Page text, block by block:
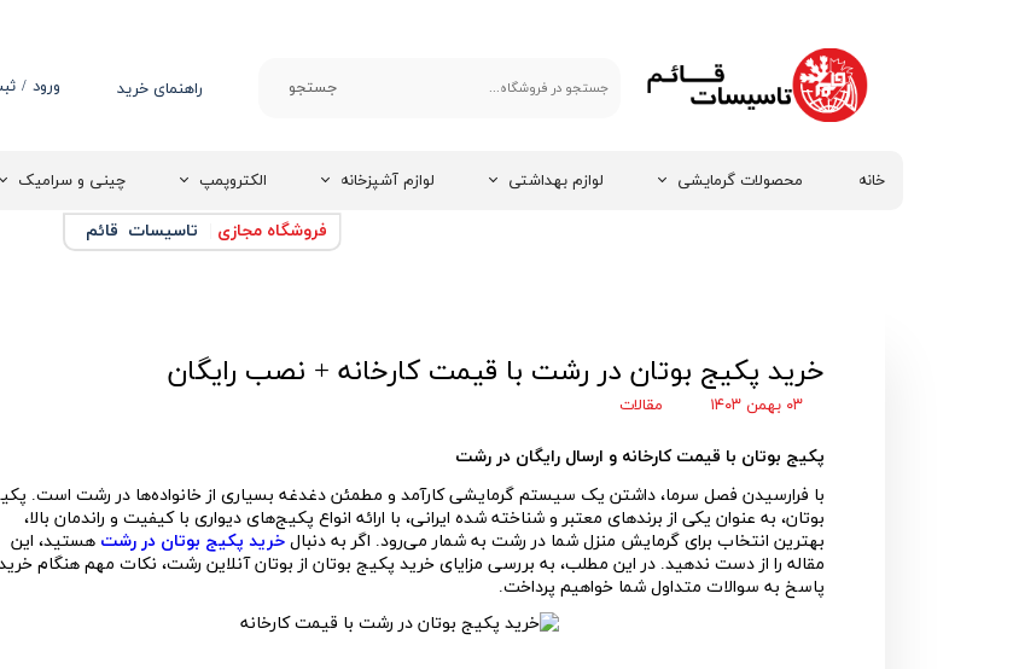
جستجو ورود /
تغییر خانه محصولات گرمایشی لوازم بهداشتی لوازم آشپزخانه الکتروپمپ چینی و سرامیک
راهنمای خرید
فروشگاه مجازی تاسیسات قائم
خرید پکیج بوتان در رشت با قیمت کارخانه + نصب رایگان
۰۳ بهمن ۱۴۰۳ مقالات
پکیج بوتان با قیمت کارخانه و ارسال رایگان در رشت
با فرارسیدن فصل سرما، داشتن یک سیستم گرمایشی کارآمد و مطمئن دغدغه بسیاری از خانواده‌ها در رشت است.
بوتان، به عنوان یکی از برندهای معتبر و شناخته شده ایرانی، با ارائه انواع پکیج‌های دیواری با کیفیت و راندمان بالا،
بهترین انتخاب برای گرمایش منزل شما در رشت به شمار می‌رود. اگر به دنبالخرید پکیج بوتان در رشت هستید، این
مقاله را از دست ندهید. در این مطلب، به بررسی مزایای خرید پکیج بوتان از بوتان آنلاین رشت، نکات مهم هنگام
پاسخ به سوالات متداول شما خواهیم پرداخت.